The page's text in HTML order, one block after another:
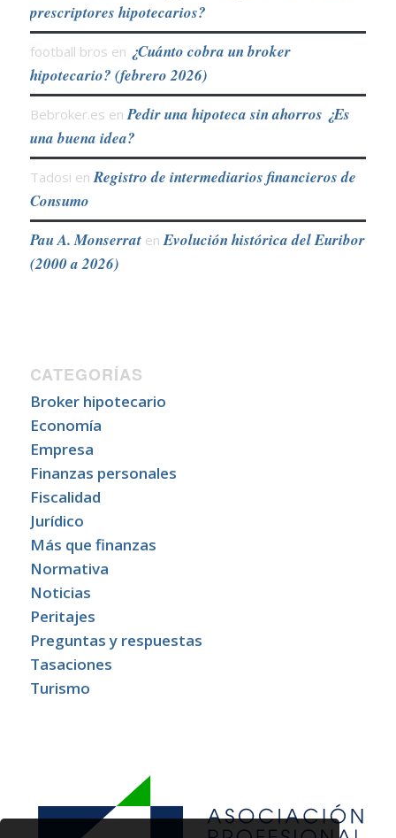
prescriptores hipotecarios?
football bros en ¿Cuánto cobra un broker
hipotecario? (febrero 2026)
Bebroker.es en Pedir una hipoteca sin ahorros ¿Es
una buena idea?
Tadosi en Registro de intermediarios financieros de
Consumo
Pau A. Monserraten Evolución histórica del Euribor
(2000 a 2026)
CATEGORÍAS
Broker hipotecario
Economía
Empresa
Finanzas personales
Fiscalidad
Jurídico
Más que finanzas
Normativa
Noticias
Peritajes
Preguntas y respuestas
Tasaciones
Turismo